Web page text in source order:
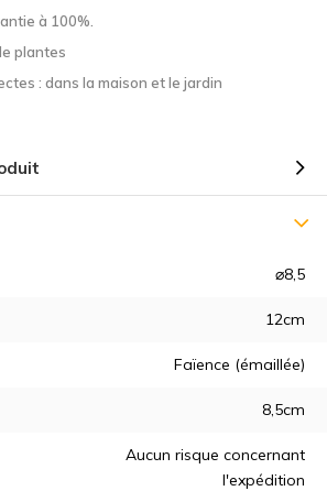
à 100%.
plantes
: dans la maison et le jardin
⌀8,5
12cm
Faïence (émaillée)
8,5cm
Aucun risque concernant
l'expédition